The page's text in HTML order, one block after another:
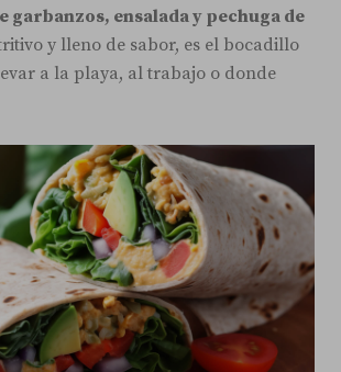
garbanzos, ensalada y pechuga de
y lleno de sabor, es el bocadillo
a la playa, al trabajo o donde